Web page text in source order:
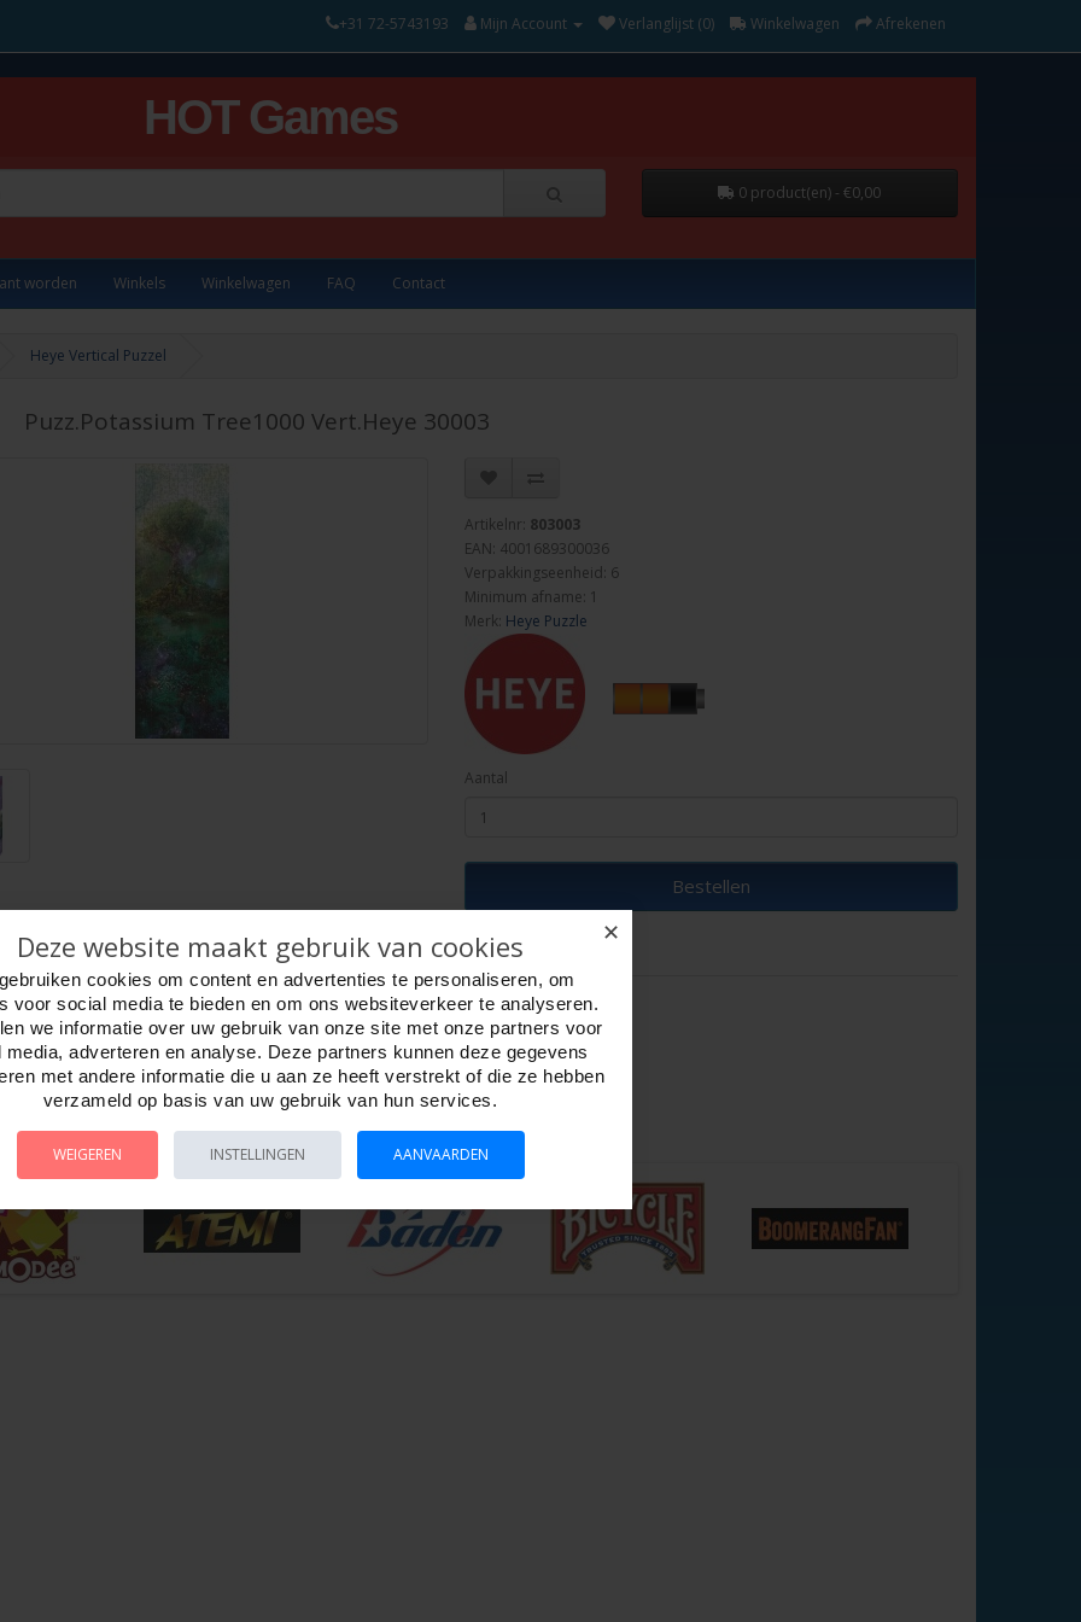
+31 72-5743193 Mijn Account Verlanglijst (0) Winkelwagen Afrekenen
HOT Games
0 product(en) - €0,00
worden Winkels Winkelwagen FAQ Contact
Heye Vertical Puzzel
Puzz.Potassium Tree1000 Vert.Heye 30003
Artikelnr: 803003
EAN: 4001689300036
Verpakkingseenheid: 6
Minimum afname: 1
Merk: Heye Puzzle
Aantal
Bestellen
Foto hoge resolutie Details
Tree 1000 stukjes. Heye.
Andy Thomas.
puzzel 33 x 95 cm.
37,3 x 17,1 x 5,7 cm.
✕
Deze website maakt gebruik van cookies
cookies om content en advertenties te personaliseren, om
voor social media te bieden en om ons websiteverkeer te analyseren.
we informatie over uw gebruik van onze site met onze partners voor
media, adverteren en analyse. Deze partners kunnen deze gegevens
met andere informatie die u aan ze heeft verstrekt of die ze hebben
verzameld op basis van uw gebruik van hun services.
WEIGEREN INSTELLINGEN AANVAARDEN